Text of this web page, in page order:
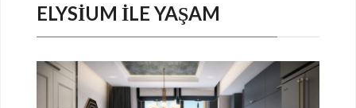
ELYSIUM ILE YAŞAM